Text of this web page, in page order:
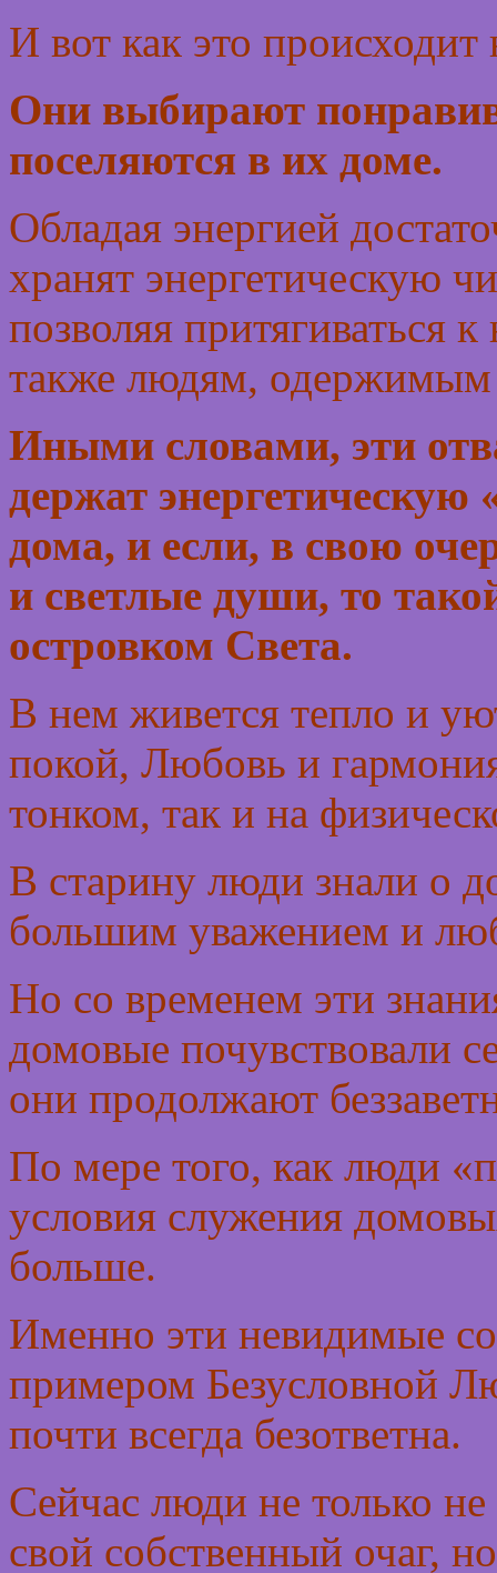
И вот как это происходит
Они выбирают
поселяются в их доме.
Обладая энергией
хранят энергетическую
позволяя притягиваться
также людям, одержимым
Иными словами, эти
держат энергетическую
дома, и если, в свою
и светлые души, то
островком Света.
В нем живется тепло и
покой, Любовь и
тонком, так и на
В старину люди знали о
большим уважением и
Но со временем эти
домовые почувствовали
они продолжают
По мере того, как люди
условия служения
больше.
Именно эти невидимые
примером Безусловной
почти всегда безответна.
Сейчас люди не только
свой собственный очаг,